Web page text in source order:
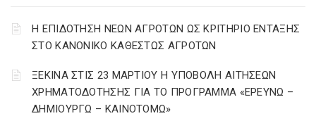
Η ΕΠΙΔΟΤΗΣΗ ΝΕΩΝ ΑΓΡΟΤΩΝ ΩΣ ΚΡΙΤΗΡΙΟ ΕΝΤΑΞΗΣ
ΣΤΟ ΚΑΝΟΝΙΚΟ ΚΑΘΕΣΤΩΣ ΑΓΡΟΤΩΝ
ΞΕΚΙΝΑ ΣΤΙΣ 23 ΜΑΡΤΙΟΥ Η ΥΠΟΒΟΛΗ ΑΙΤΗΣΕΩΝ
ΧΡΗΜΑΤΟΔΟΤΗΣΗΣ ΓΙΑ ΤΟ ΠΡΟΓΡΑΜΜΑ «ΕΡΕΥΝΩ –
ΔΗΜΙΟΥΡΓΩ – ΚΑΙΝΟΤΟΜΩ»